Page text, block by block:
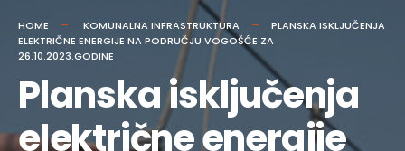
HOME KOMUNALNA INFRASTRUKTURA
PLANSKA ISKLJUČENJA
ELEKTRIČNE ENERGIJE NA PODRUČJU VOGOŠĆE ZA
26.10.2023.GODINE
Planska isključenja
električne energije